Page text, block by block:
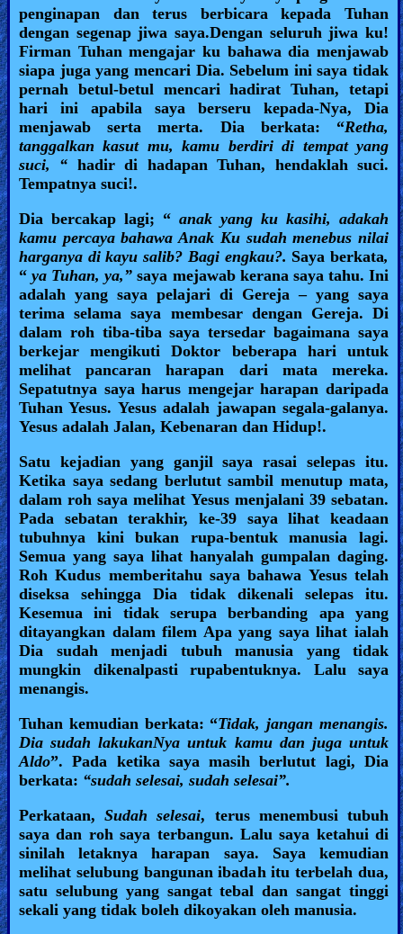
penginapan dan terus berbicara kepada Tuhan
dengan segenap jiwa saya.Dengan seluruh jiwa ku!
Firman Tuhan mengajar ku bahawa dia menjawab
siapa juga yang mencari Dia. Sebelum ini saya tidak
pernah betul-betul mencari hadirat Tuhan, tetapi
hari ini apabila saya berseru kepada-Nya, Dia
menjawab serta merta. Dia berkata: “Retha,
tanggalkan kasut mu, kamu berdiri di tempat yang
suci, “ hadir di hadapan Tuhan, hendaklah suci.
Tempatnya suci!.
Dia bercakap lagi; “ anak yang ku kasihi, adakah
kamu percaya bahawa Anak Ku sudah menebus nilai
harganya di kayu salib? Bagi engkau?. Saya berkata,
“ya Tuhan, ya,”saya mejawab kerana saya tahu. Ini
adalah yang saya pelajari di Gereja – yang saya
terima selama saya membesar dengan Gereja. Di
dalam roh tiba-tiba saya tersedar bagaimana saya
berkejar mengikuti Doktor beberapa hari untuk
melihat pancaran harapan dari mata mereka.
Sepatutnya saya harus mengejar harapan daripada
Tuhan Yesus. Yesus adalah jawapan segala-galanya.
Yesus adalah Jalan, Kebenaran dan Hidup!.
Satu kejadian yang ganjil saya rasai selepas itu.
Ketika saya sedang berlutut sambil menutup mata,
dalam roh saya melihat Yesus menjalani 39 sebatan.
Pada sebatan terakhir, ke-39 saya lihat keadaan
tubuhnya kini bukan rupa-bentuk manusia lagi.
Semua yang saya lihat hanyalah gumpalan daging.
Roh Kudus memberitahu saya bahawa Yesus telah
diseksa sehingga Dia tidak dikenali selepas itu.
Kesemua ini tidak serupa berbanding apa yang
ditayangkan dalam filem Apa yang saya lihat ialah
Dia sudah menjadi tubuh manusia yang tidak
mungkin dikenalpasti rupabentuknya. Lalu saya
menangis.
Tuhan kemudian berkata: “Tidak, jangan menangis.
Dia sudah lakukanNya untuk kamu dan juga untuk
Aldo”. Pada ketika saya masih berlutut lagi, Dia
berkata: “sudah selesai, sudah selesai”.
Perkataan,Sudah selesai, terus menembusi tubuh
saya dan roh saya terbangun. Lalu saya ketahui di
sinilah letaknya harapan saya. Saya kemudian
melihat selubung bangunan ibadah itu terbelah dua,
satu selubung yang sangat tebal dan sangat tinggi
sekali yang tidak boleh dikoyakan oleh manusia.